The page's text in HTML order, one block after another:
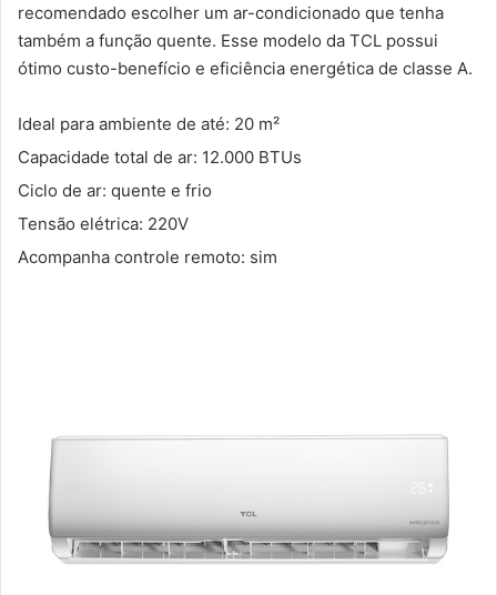
recomendado escolher um ar-condicionado que tenha
também a função quente. Esse modelo da TCL possui
ótimo custo-benefício e eficiência energética de classe A.
Ideal para ambiente de até: 20 m²
Capacidade total de ar: 12.000 BTUs
Ciclo de ar: quente e frio
Tensão elétrica: 220V
Acompanha controle remoto: sim